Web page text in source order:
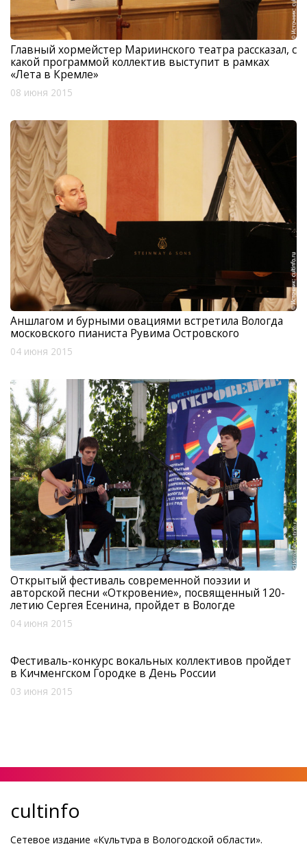
Главный хормейстер Мариинского театра рассказал, с
какой программой коллектив выступит в рамках
«Лета в Кремле»
08 июня 2015
Аншлагом и бурными овациями встретила Вологда
московского пианиста Рувима Островского
04 июня 2015
Открытый фестиваль современной поэзии и
авторской песни «Откровение», посвященный 120-
летию Сергея Есенина, пройдет в Вологде
04 июня 2015
Фестиваль-конкурс вокальных коллективов пройдет
в Кичменгском Городке в День России
03 июня 2015
cultinfo
Сетевое издание «Культура в Вологодской области».